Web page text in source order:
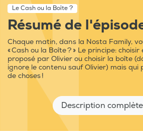
Le Cash ou la Boîte ?
Résumé de
Chaque matin, dans la Nosta Family,
« Cash ou la Boîte ? » Le principe:
proposé par Olivier ou choisir la boîte
ignore le contenu sauf Olivier) mais
de choses !
Description complète